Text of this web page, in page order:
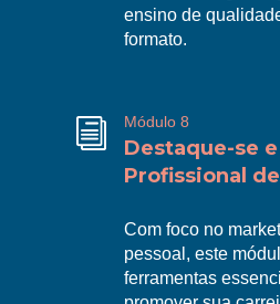
ensino de
formato.
i Módulo 8
Destaque-se
Profissional
Com foco no
pessoal, este
ferramentas